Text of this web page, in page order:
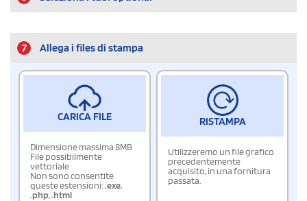
7 Allega i files di stampa
CARICA FILE
Dimensione massima 8MB
File possibilmente
vettoriale
Non sono consentite
queste estensioni:.exe,
.php,.html
RISTAMPA
Utilizzeremo un file grafico
precedentemente
acquisito, in una fornitura
passata.